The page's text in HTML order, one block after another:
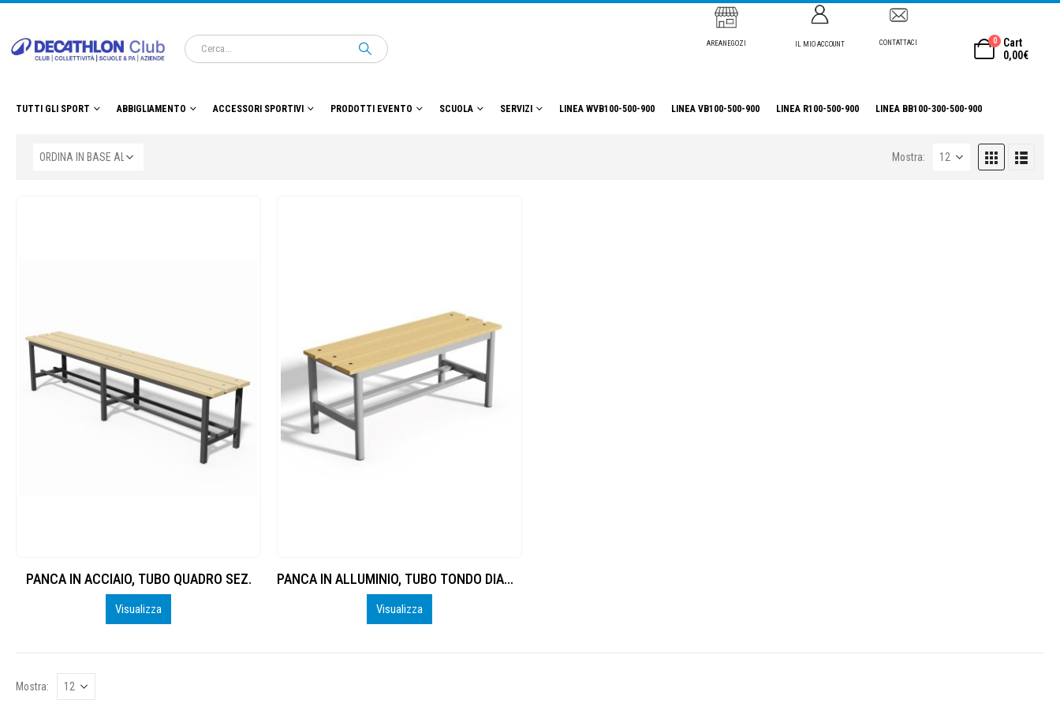
AREANEGOZI IL MIO ACCOUNT CONTATTACI 0
Cart
0,00€
TUTTI GLI SPORT ABBIGLIAMENTO ACCESSORI SPORTIVI PRODOTTI EVENTO SCUOLA SERVIZI LINEA WVB100-500-900 LINEA VB100-500-900 LINEA R100-500-900 LINEA BB100-300-500-900
Mostra:
PANCA IN ACCIAIO, TUBO QUADRO SEZ.
Visualizza
PANCA IN ALLUMINIO, TUBO TONDO DIAMETRO 40 MM, DOGHE IN LEGNO, LUNGHEZZA 1 M, SOLO SEDUTA
Visualizza
Mostra: